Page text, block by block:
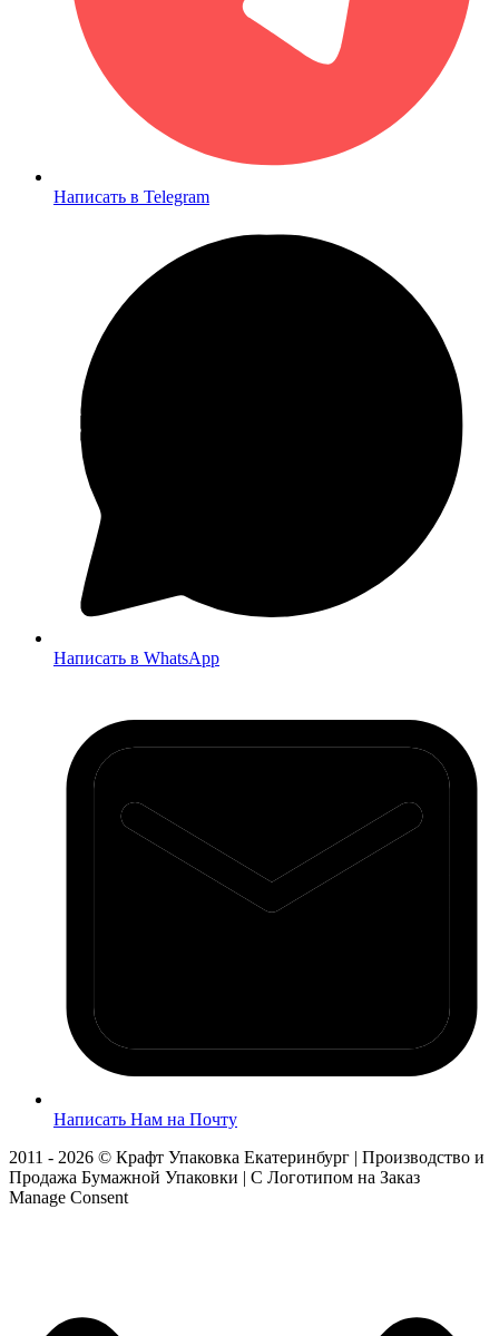
Написать в Telegram
Написать в WhatsApp
Написать Нам на Почту
2011 - 2026 © Крафт Упаковка Екатеринбург | Производство и
Продажа Бумажной Упаковки | С Логотипом на Заказ
Manage Consent